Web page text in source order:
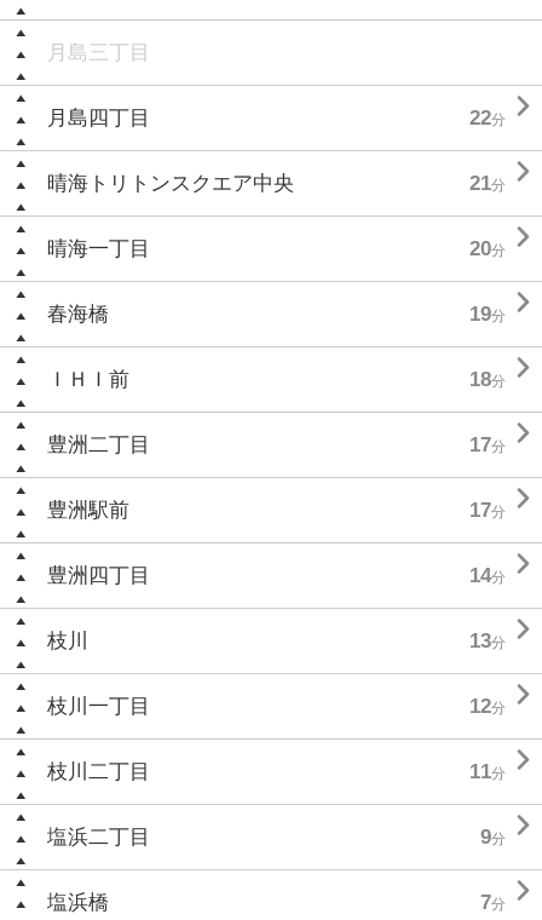
月島三丁目
月島四丁目 22分 
晴海トリトンスクエア中央 21分 
晴海一丁目 20分 
春海橋 19分 
ＩＨＩ前 18分 
豊洲二丁目 17分 
豊洲駅前 17分 
豊洲四丁目 14分 
枝川 13分 
枝川一丁目 12分 
枝川二丁目 11分 
塩浜二丁目 9分 
塩浜橋 7分 